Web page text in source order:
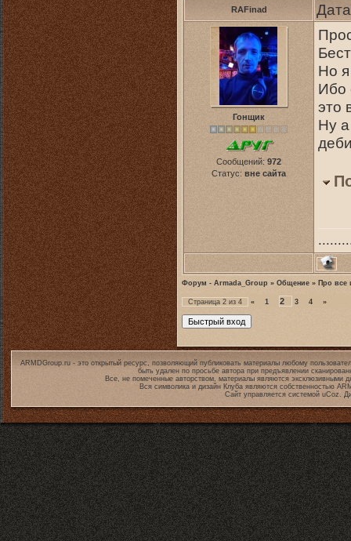
RAFinad
Гонщик
Сообщений: 972
Статус: вне сайта
Но
Ибо
это
Ну а
Форум - Armada_Group » Общение » Про все
Страница 2 из 4 « 1 2 3 4 »
ARMDGroup.ru - это открытый ресурс, позволяющий публиковать материалы любому
быть удален по просьбе автора при предъявлении
Все, не помеченные авторством, материалы являются эксклюзивными
Вся символика и дизайн Клуба являются собственностью
Сайт управляется системой uCoz.